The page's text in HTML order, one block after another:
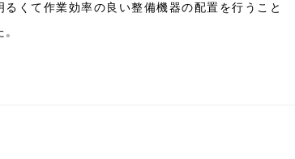
くて作業効率の良い整備機器の配置を行うこと